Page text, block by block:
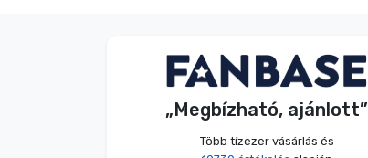
„Megbízható, ajánlott”
Több tízezer vásárlás és
V. Éva Vásárló
2026. 08. 06.